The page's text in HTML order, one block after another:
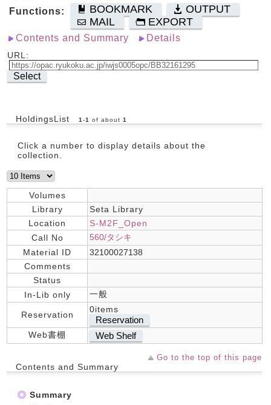
Functions:
BOOKMARK
OUTPUT
MAIL
EXPORT
Contents and Summary Details
URL:
Select
HoldingsList 1 -1 of about 1
Click a number to display details about the
collection.
Volumes
Library
Seta Library
Location
S-M2F_Open
Call No
560/タシキ
Material ID
32100027138
Comments
Status
In-Lib only
一般
Reservation
0items
Reservation
Web書棚 Web Shelf
Go to the top of this page
Contents and Summary
Summary